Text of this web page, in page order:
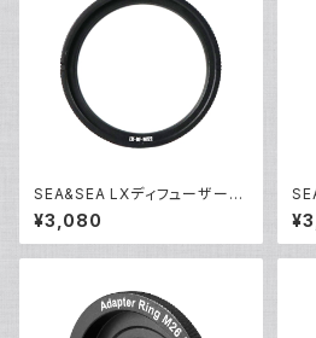
SEA&SEA LXディフューザー
[09171]
¥3,080